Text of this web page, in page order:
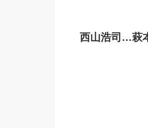
西山浩司…萩